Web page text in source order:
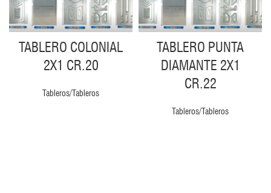
TABLERO COLONIAL
2X1 CR.20
Tableros/Tableros
TABLERO PUNTA
DIAMANTE 2X1
CR.22
Tableros/Tableros